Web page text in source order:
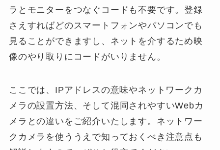
ラとモニターをつなぐコードも不要です。登録
さえすればどのスマートフォンやパソコンでも
見ることができますし、ネットを介するため映
像のやり取りにコードがいりません。
ここでは、IPアドレスの意味やネットワークカ
メラの設置方法、そして混同されやすいWebカ
メラとの違いをご紹介いたします。ネットワー
クカメラを使ううえで知っておくべき注意点も